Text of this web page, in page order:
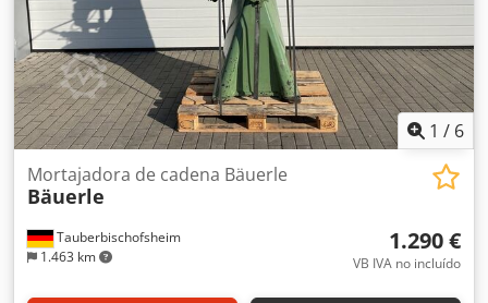
1 / 6
Tauberbischofsheim
1.463 km
Mortajadora de cadena Bäuerle
Bäuerle
1.290 €
VB IVA no incluído